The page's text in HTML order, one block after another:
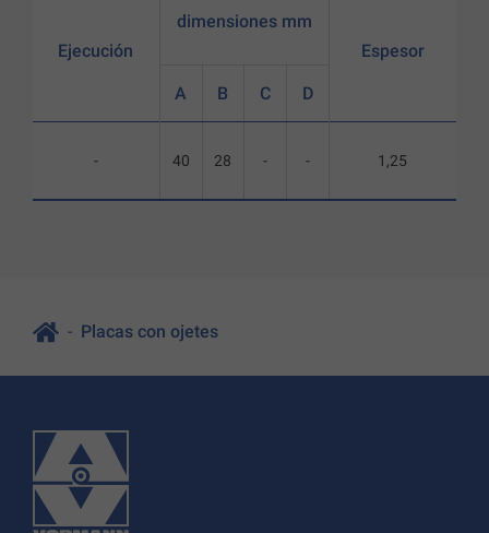
Ejecución
-
dimensiones mm
A B C D
40 28 - -
Espesor
1,25
Placas con ojetes